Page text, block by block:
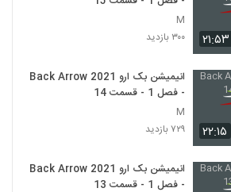
۲۱:۵۳
M
۳۰۰ بازدید
۲۲:۱۵
انیمیشن بک ارو Back Arrow 2021
- فصل 1 - قسمت 14
M
۷۲۹ بازدید
انیمیشن بک ارو Back Arrow 2021
- فصل 1 - قسمت 13